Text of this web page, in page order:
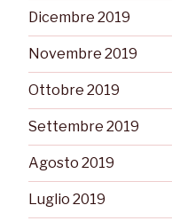
Dicembre 2019
Novembre 2019
Ottobre 2019
Settembre 2019
Agosto 2019
Luglio 2019